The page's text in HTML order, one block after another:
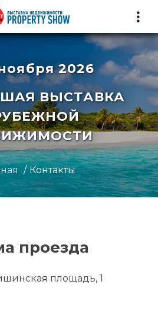
2026
ВЫСТАВКА
Контакты
проезда
площадь, 1